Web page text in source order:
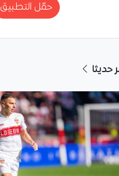
حمّل التطبيق
حديثا